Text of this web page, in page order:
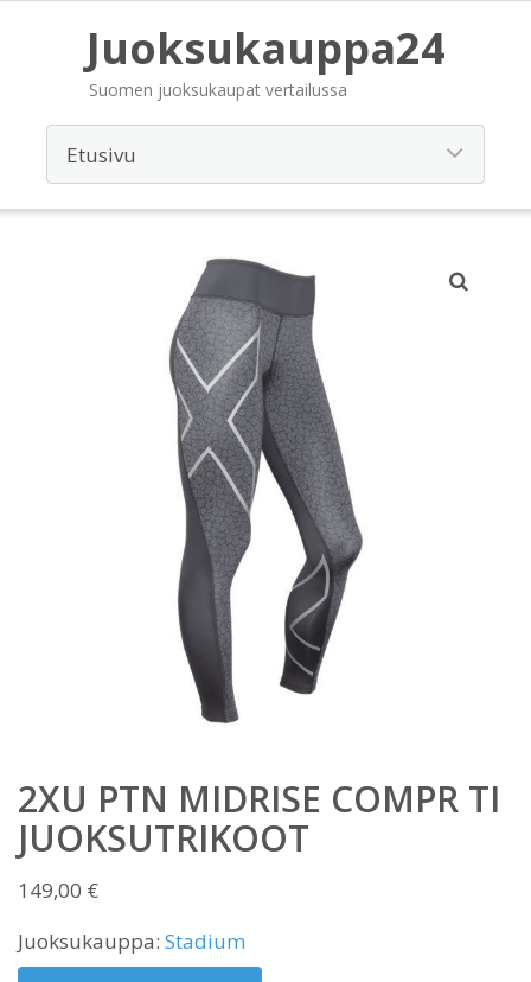
Juoksukauppa24
Suomen juoksukaupat vertailussa
2XU PTN MIDRISE COMPR TI
JUOKSUTRIKOOT
149,00 €
Juoksukauppa: Stadium